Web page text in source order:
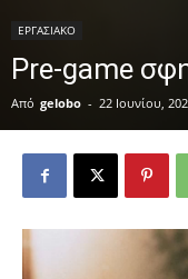
ΕΡΓΑΣΙΑΚΟ
Pre-game
Από gelobo - 22 Ιουνίου,